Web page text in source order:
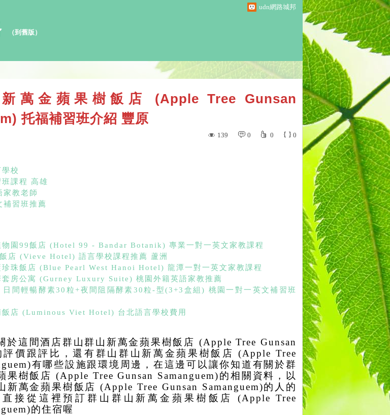
udn網路城邦
（到舊版 ）
萬金蘋果樹飯店 (Apple Tree Gunsan
托福補習班介紹 豐原
139 0 0 0
校
課程 高雄
家教老師
補習班推薦
物園99飯店 (Hotel 99 - Bandar Botanik) 專業一對一英文家教課程
店 (Vieve Hotel) 語言學校課程推薦 蘆洲
珍珠飯店 (Blue Pearl West Hanoi Hotel) 龍潭一對一英文家教課程
套房公寓 (Gurney Luxury Suite) 桃園外籍英語家教推薦
日間輕暢酵素30粒+夜間阻隔酵素30粒-型(3+3盒組) 桃園一對一英文補習班
飯店 (Luminous Viet Hotel) 台北語言學校費用
於這間酒店群山群山新萬金蘋果樹飯店 (Apple Tree Gunsan
評價跟評比，還有群山群山新萬金蘋果樹飯店 (Apple Tree
有哪些設施跟環境周邊，在這邊可以讓你知道有關於群
果樹飯店 (Apple Tree Gunsan Samanguem)的相關資料，以
新萬金蘋果樹飯店 (Apple Tree Gunsan Samanguem)的人的
接從這裡預訂群山群山新萬金蘋果樹飯店 (Apple Tree
的住宿喔